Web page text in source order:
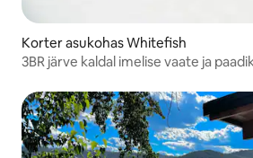
Korter asukohas Whitefish
3BR järve kaldal imelise vaate ja